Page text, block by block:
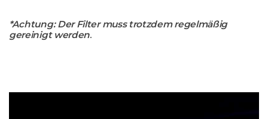
*Achtung: Der Filter muss trotzdem regelmäßig
gereinigt werden.